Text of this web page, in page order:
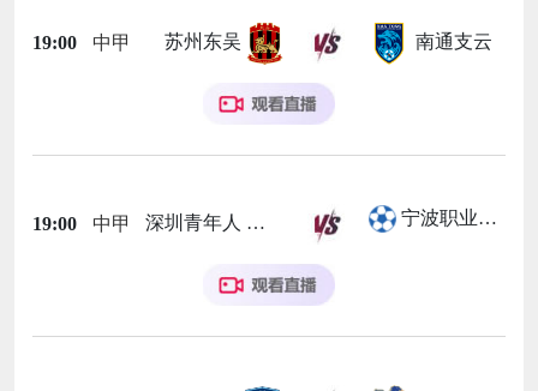
19:00 中甲 苏州东吴 南通支云
19:00 中甲 深圳青年人 宁波职业足球俱乐部